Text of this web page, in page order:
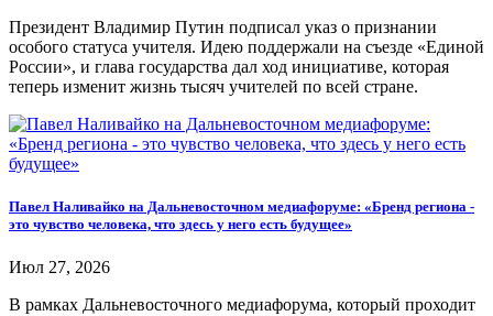
Президент Владимир Путин подписал указ о признании
особого статуса учителя. Идею поддержали на съезде «Единой
России», и глава государства дал ход инициативе, которая
теперь изменит жизнь тысяч учителей по всей стране.
Павел Наливайко на Дальневосточном медиафоруме: «Бренд региона -
это чувство человека, что здесь у него есть будущее»
Июл 27, 2026
В рамках Дальневосточного медиафорума, который проходит